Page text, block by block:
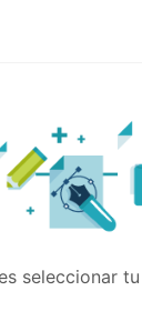
seleccionar